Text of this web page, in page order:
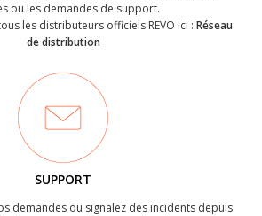
ou les demandes de support.
les distributeurs officiels REVO ici : Réseau
de distribution
SUPPORT
demandes ou signalez des incidents depuis